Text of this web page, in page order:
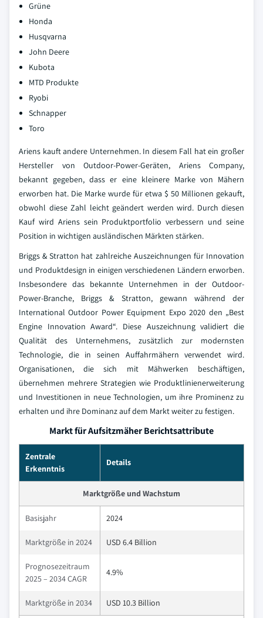
Grüne
Honda
Husqvarna
John Deere
Kubota
MTD Produkte
Ryobi
Schnapper
Toro
Ariens kauft andere Unternehmen. In diesem Fall hat ein großer
Hersteller von Outdoor-Power-Geräten, Ariens Company,
bekannt gegeben, dass er eine kleinere Marke von Mähern
erworben hat. Die Marke wurde für etwa $ 50 Millionen gekauft,
obwohl diese Zahl leicht geändert werden wird. Durch diesen
Kauf wird Ariens sein Produktportfolio verbessern und seine
Position in wichtigen ausländischen Märkten stärken.
Briggs & Stratton hat zahlreiche Auszeichnungen für Innovation
und Produktdesign in einigen verschiedenen Ländern erworben.
Insbesondere das bekannte Unternehmen in der Outdoor-
Power-Branche, Briggs & Stratton, gewann während der
International Outdoor Power Equipment Expo 2020 den „Best
Engine Innovation Award“. Diese Auszeichnung validiert die
Qualität des Unternehmens, zusätzlich zur modernsten
Technologie, die in seinen Auffahrmähern verwendet wird.
Organisationen, die sich mit Mähwerken beschäftigen,
übernehmen mehrere Strategien wie Produktlinienerweiterung
und Investitionen in neue Technologien, um ihre Prominenz zu
erhalten und ihre Dominanz auf dem Markt weiter zu festigen.
Markt für Aufsitzmäher Berichtsattribute
Zentrale
Erkenntnis
Details
Marktgröße und Wachstum
Basisjahr 2024
Marktgröße in 2024 USD 6.4 Billion
Prognosezeitraum
2025 – 2034 CAGR
4.9%
Marktgröße in 2034 USD 10.3 Billion